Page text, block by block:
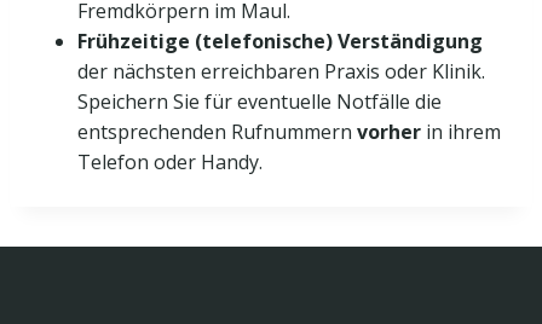
Fremdkörpern im Maul.
Frühzeitige (telefonische) Verständigung
der nächsten erreichbaren Praxis oder Klinik.
Speichern Sie für eventuelle Notfälle die
entsprechenden Rufnummern vorher in ihrem
Telefon oder Handy.